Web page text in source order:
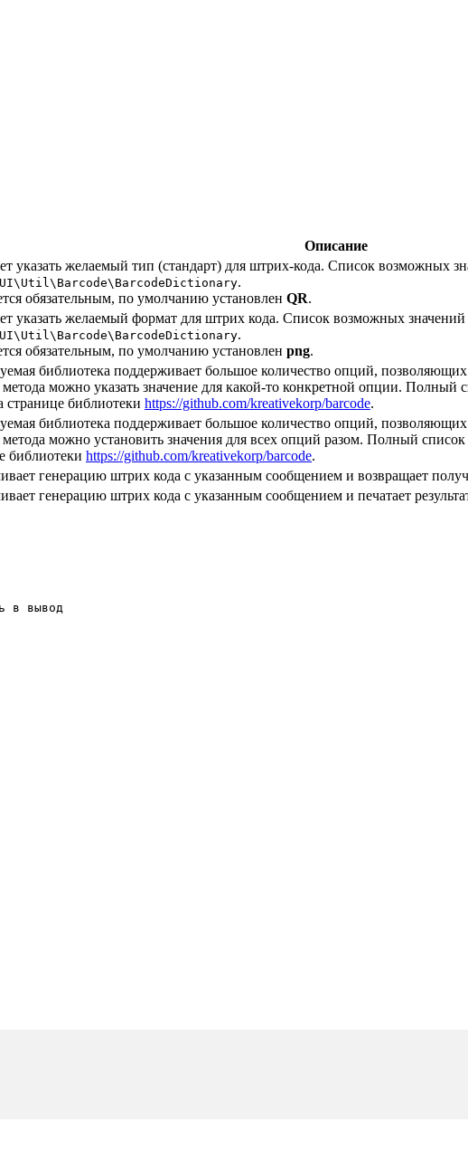
Описание
указать желаемый тип (стандарт) для штрих-кода. Список возможных
.
обязательным, по умолчанию установлен QR.
указать желаемый формат для штрих кода. Список возможных значений
.
обязательным, по умолчанию установлен png.
библиотека поддерживает большое количество опций,
метода можно указать значение для какой-то конкретной опции.
странице библиотеки https://github.com/kreativekorp/barcode.
библиотека поддерживает большое количество опций,
метода можно установить значения для всех опций разом. Полный
библиотеки https://github.com/kreativekorp/barcode.
генерацию штрих кода с указанным сообщением и возвращает
генерацию штрих кода с указанным сообщением и печатает
в вывод